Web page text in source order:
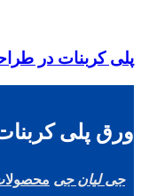
پلی کربنات در
ورق پلی